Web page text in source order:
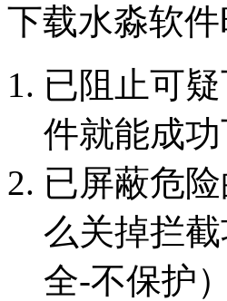
下载水淼软
已阻止可
件就能成功
已屏蔽危
么关掉拦
全-不保护）